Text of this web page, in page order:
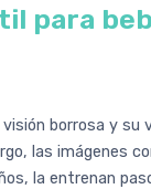
para
visión borrosa y
las imágenes
la entrenan